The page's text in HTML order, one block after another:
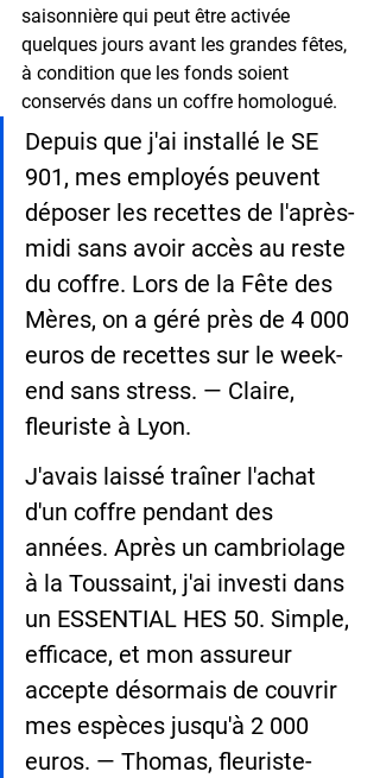
saisonnière qui peut être activée
quelques jours avant les grandes fêtes,
à condition que les fonds soient
conservés dans un coffre homologué.
Depuis que j'ai installé le SE
901, mes employés peuvent
déposer les recettes de l'après-
midi sans avoir accès au reste
du coffre. Lors de la Fête des
Mères, on a géré près de 4 000
euros de recettes sur le week-
end sans stress. — Claire,
fleuriste à Lyon.
J'avais laissé traîner l'achat
d'un coffre pendant des
années. Après un cambriolage
à la Toussaint, j'ai investi dans
un ESSENTIAL HES 50. Simple,
efficace, et mon assureur
accepte désormais de couvrir
mes espèces jusqu'à 2 000
euros. — Thomas, fleuriste-